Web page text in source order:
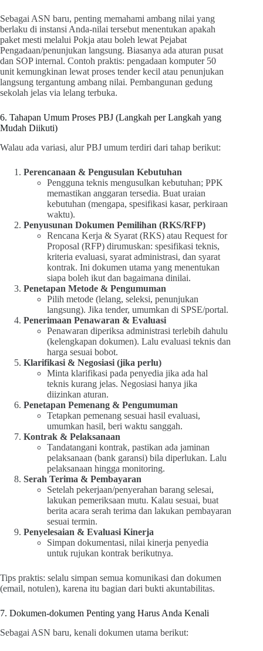
Sebagai ASN baru, penting memahami ambang nilai yang
berlaku di instansi Anda-nilai tersebut menentukan apakah
paket mesti melalui Pokja atau boleh lewat Pejabat
Pengadaan/penunjukan langsung. Biasanya ada aturan pusat
dan SOP internal. Contoh praktis: pengadaan komputer 50
unit kemungkinan lewat proses tender kecil atau penunjukan
langsung tergantung ambang nilai. Pembangunan gedung
sekolah jelas via lelang terbuka.
6. Tahapan Umum Proses PBJ (Langkah per Langkah yang
Mudah Diikuti)
Walau ada variasi, alur PBJ umum terdiri dari tahap berikut:
Perencanaan & Pengusulan Kebutuhan
Pengguna teknis mengusulkan kebutuhan; PPK
memastikan anggaran tersedia. Buat uraian
kebutuhan (mengapa, spesifikasi kasar, perkiraan
waktu).
Penyusunan Dokumen Pemilihan (RKS/RFP)
Rencana Kerja & Syarat (RKS) atau Request for
Proposal (RFP) dirumuskan: spesifikasi teknis,
kriteria evaluasi, syarat administrasi, dan syarat
kontrak. Ini dokumen utama yang menentukan
siapa boleh ikut dan bagaimana dinilai.
Penetapan Metode & Pengumuman
Pilih metode (lelang, seleksi, penunjukan
langsung). Jika tender, umumkan di SPSE/portal.
Penerimaan Penawaran & Evaluasi
Penawaran diperiksa administrasi terlebih dahulu
(kelengkapan dokumen). Lalu evaluasi teknis dan
harga sesuai bobot.
Klarifikasi & Negosiasi (jika perlu)
Minta klarifikasi pada penyedia jika ada hal
teknis kurang jelas. Negosiasi hanya jika
diizinkan aturan.
Penetapan Pemenang & Pengumuman
Tetapkan pemenang sesuai hasil evaluasi,
umumkan hasil, beri waktu sanggah.
Kontrak & Pelaksanaan
Tandatangani kontrak, pastikan ada jaminan
pelaksanaan (bank garansi) bila diperlukan. Lalu
pelaksanaan hingga monitoring.
Serah Terima & Pembayaran
Setelah pekerjaan/penyerahan barang selesai,
lakukan pemeriksaan mutu. Kalau sesuai, buat
berita acara serah terima dan lakukan pembayaran
sesuai termin.
Penyelesaian & Evaluasi Kinerja
Simpan dokumentasi, nilai kinerja penyedia
untuk rujukan kontrak berikutnya.
Tips praktis: selalu simpan semua komunikasi dan dokumen
(email, notulen), karena itu bagian dari bukti akuntabilitas.
7. Dokumen-dokumen Penting yang Harus Anda Kenali
Sebagai ASN baru, kenali dokumen utama berikut: